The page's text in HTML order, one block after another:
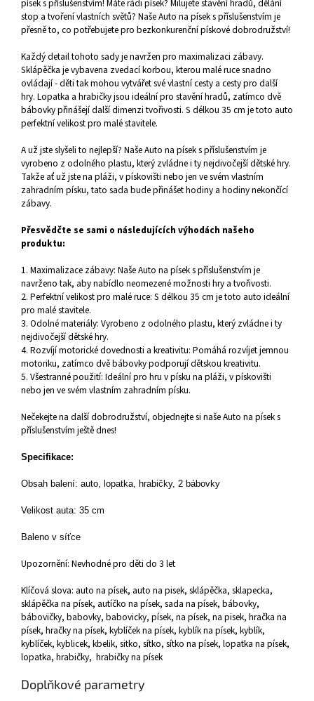
písek s příslušenstvím! Máte rádi písek? Milujete stavění hradů, dělání
stop a tvoření vlastních světů? Naše Auto na písek s příslušenstvím je
přesně to, co potřebujete pro bezkonkurenční pískové dobrodružství!
Každý detail tohoto sady je navržen pro maximalizaci zábavy.
Sklápěčka je vybavena zvedací korbou, kterou malé ruce snadno
ovládají - děti tak mohou vytvářet své vlastní cesty a cesty pro další
hry. Lopatka a hrabičky jsou ideální pro stavění hradů, zatímco dvě
bábovky přinášejí další dimenzi tvořivosti. S délkou 35 cm je toto auto
perfektní velikost pro malé stavitele.
A už jste slyšeli to nejlepší? Naše Auto na písek s příslušenstvím je
vyrobeno z odolného plastu, který zvládne i ty nejdivočejší dětské hry.
Takže ať už jste na pláži, v pískovišti nebo jen ve svém vlastním
zahradním písku, tato sada bude přinášet hodiny a hodiny nekončící
zábavy.
Přesvědčte se sami o následujících výhodách našeho
produktu:
1. Maximalizace zábavy: Naše Auto na písek s příslušenstvím je
navrženo tak, aby nabídlo neomezené možnosti hry a tvořivosti.
2. Perfektní velikost pro malé ruce: S délkou 35 cm je toto auto ideální
pro malé stavitele.
3. Odolné materiály: Vyrobeno z odolného plastu, který zvládne i ty
nejdivočejší dětské hry.
4. Rozvíjí motorické dovednosti a kreativitu: Pomáhá rozvíjet jemnou
motoriku, zatímco dvě bábovky podporují dětskou kreativitu.
5. Všestranné použití: Ideální pro hru v písku na pláži, v pískovišti
nebo jen ve svém vlastním zahradním písku.
Nečekejte na další dobrodružství, objednejte si naše Auto na písek s
příslušenstvím ještě dnes!
Specifikace:
Obsah balení: auto, lopatka, hrabičky, 2 bábovky
Velikost auta: 35 cm
Baleno v síťce
Upozornění: Nevhodné pro děti do 3 let
Klíčová slova: auto na písek, auto na pisek, sklápěčka, sklapecka,
sklápěčka na písek, autíčko na písek, sada na písek, bábovky,
bábovičky, babovky, babovicky, písek, na písek, na pisek, hračka na
písek, hračky na písek, kyblíček na písek, kyblík na písek, kyblík,
kyblíček, kyblicek, kbelik, sitko, sítko, sítko na písek, lopatka na písek,
lopatka, hrabičky, hrabičky na písek
Doplňkové parametry